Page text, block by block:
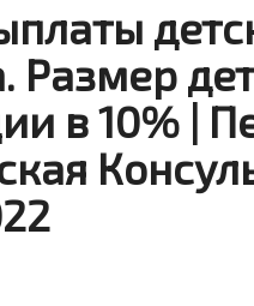
Размер
в 10% |